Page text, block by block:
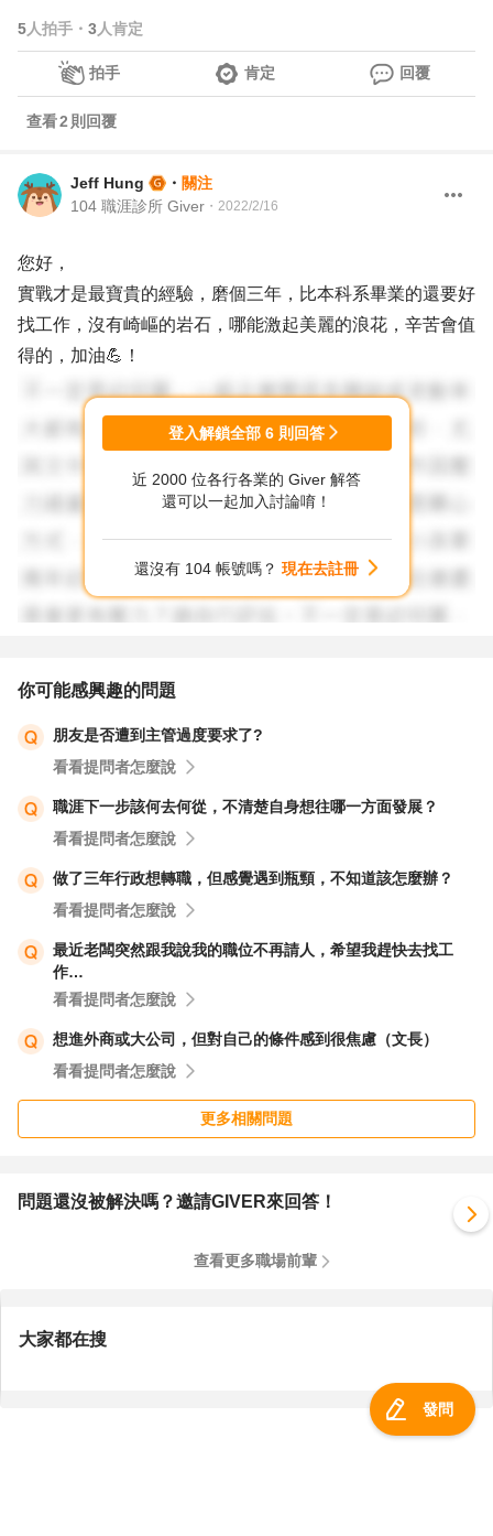
5人拍手 ・ 3人肯定
拍手 肯定 回覆
查看2 則回覆
Jeff Hung ・ 關注
104 職涯診所 Giver ・ 2022/2/16
您好，
實戰才是最寶貴的經驗，磨個三年，比本科系畢業的還要好
找工作，沒有崎嶇的岩石，哪能激起美麗的浪花，辛苦會值
得的，加油💪！
登入解鎖全部 6 則回答
近 2000 位各行各業的 Giver 解答
還可以一起加入討論唷！
還沒有 104 帳號嗎？ 現在去註冊
你可能感興趣的問題
朋友是否遭到主管過度要求了?
看看提問者怎麼說
職涯下一步該何去何從，不清楚自身想往哪一方面發展？
看看提問者怎麼說
做了三年行政想轉職，但感覺遇到瓶頸，不知道該怎麼辦？
看看提問者怎麼說
最近老闆突然跟我說我的職位不再請人，希望我趕快去找工
作…
看看提問者怎麼說
想進外商或大公司，但對自己的條件感到很焦慮（文長）
看看提問者怎麼說
更多相關問題
問題還沒被解決嗎？邀請GIVER來回答！
查看更多職場前輩
大家都在搜
發問